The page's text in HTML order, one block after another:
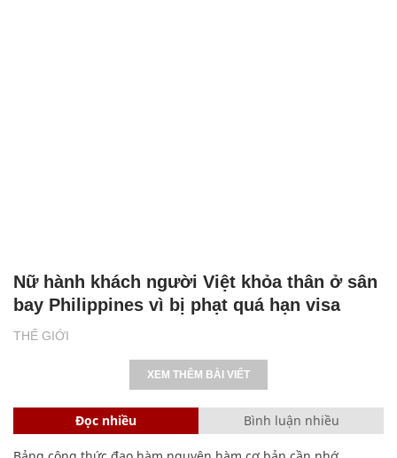
THẾ GIỚI
Nữ hành khách người Việt khỏa thân ở sân
bay Philippines vì bị phạt quá hạn visa
XEM THÊM BÀI VIẾT
Đọc nhiều Bình luận nhiều